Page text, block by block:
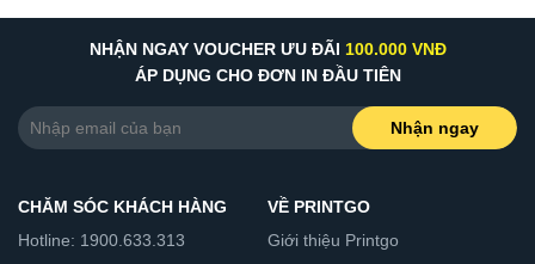
NHẬN NGAY VOUCHER ƯU ĐÃI 100.000 VNĐ
ÁP DỤNG CHO ĐƠN IN ĐẦU TIÊN
Nhận ngay
CHĂM SÓC KHÁCH HÀNG
Hotline: 1900.633.313
VỀ PRINTGO
Giới thiệu Printgo